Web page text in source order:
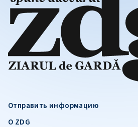
Отправить информацию
О ZDG